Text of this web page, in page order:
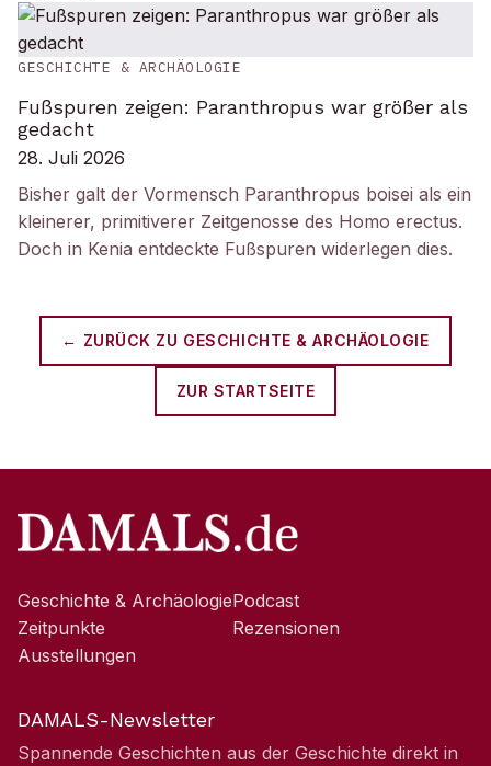
GESCHICHTE & ARCHÄOLOGIE
Fußspuren zeigen: Paranthropus war größer als
gedacht
28. Juli 2026
Bisher galt der Vormensch Paranthropus boisei als ein
kleinerer, primitiverer Zeitgenosse des Homo erectus.
Doch in Kenia entdeckte Fußspuren widerlegen dies.
← ZURÜCK ZU GESCHICHTE & ARCHÄOLOGIE
ZUR STARTSEITE
Geschichte & Archäologie
Zeitpunkte
Ausstellungen
Podcast
Rezensionen
DAMALS-Newsletter
Spannende Geschichten aus der Geschichte direkt in